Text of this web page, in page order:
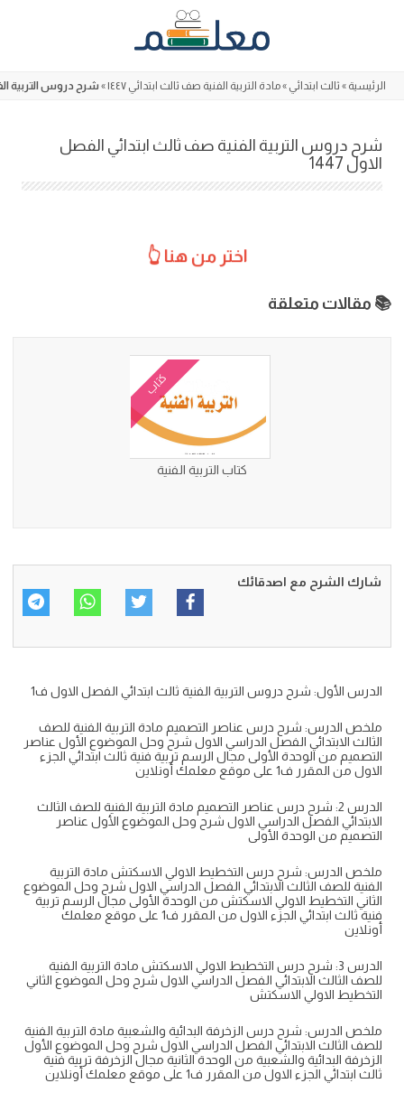
الرئيسية » ثالث ابتدائي »مادة التربية الفنية صف ثالث ابتدائي ١٤٤٧ » شرح دروس التربية
شرح دروس التربية الفنية صف ثالث ابتدائي الفصل
الاول 1447
اختر من هنا 👆
📚 مقالات متعلقة
كتاب
كتاب التربية الفنية
شارك الشرح مع اصدقائك
الدرس الأول: شرح دروس التربية الفنية ثالث ابتدائي الفصل الاول ف1
ملخص الدرس: شرح درس عناصر التصميم مادة التربية الفنية للصف
الثالث الابتدائي الفصل الدراسي الاول شرح وحل الموضوع الأول عناصر
التصميم من الوحدة الأولى مجال الرسم تربية فنية ثالث ابتدائي الجزء
الاول من المقرر ف1 على موقع معلمك أونلاين
الدرس 2: شرح درس عناصر التصميم مادة التربية الفنية للصف الثالث
الابتدائي الفصل الدراسي الاول شرح وحل الموضوع الأول عناصر
التصميم من الوحدة الأولى
ملخص الدرس: شرح درس التخطيط الاولي الاسكتش مادة التربية
الفنية للصف الثالث الابتدائي الفصل الدراسي الاول شرح وحل الموضوع
الثاني التخطيط الاولي الاسكتش من الوحدة الأولى مجال الرسم تربية
فنية ثالث ابتدائي الجزء الاول من المقرر ف1 على موقع معلمك
أونلاين
الدرس 3: شرح درس التخطيط الاولي الاسكتش مادة التربية الفنية
للصف الثالث الابتدائي الفصل الدراسي الاول شرح وحل الموضوع الثاني
التخطيط الاولي الاسكتش
ملخص الدرس: شرح درس الزخرفة البدائية والشعبية مادة التربية الفنية
للصف الثالث الابتدائي الفصل الدراسي الاول شرح وحل الموضوع الأول
الزخرفة البدائية والشعبية من الوحدة الثانية مجال الزخرفة تربية فنية
ثالث ابتدائي الجزء الاول من المقرر ف1 على موقع معلمك أونلاين